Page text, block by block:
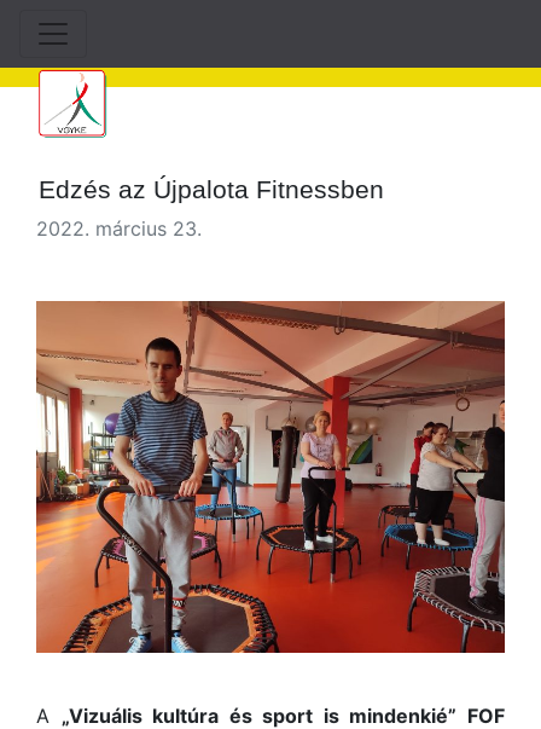
Edzés az Újpalota Fitnessben
2022. március 23.
A „Vizuális kultúra és sport is mindenkié” FOF